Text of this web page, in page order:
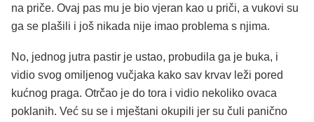
na priče. Ovaj pas mu je bio vjeran kao u priči, a vukovi su
ga se plašili i još nikada nije imao problema s njima.
No, jednog jutra pastir je ustao, probudila ga je buka, i
vidio svog omiljenog vučjaka kako sav krvav leži pored
kućnog praga. Otrčao je do tora i vidio nekoliko ovaca
poklanih. Već su se i mještani okupili jer su čuli panično